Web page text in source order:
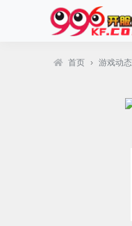
首页 › 游戏动态